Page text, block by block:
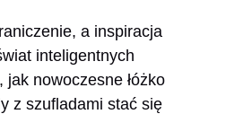
a inspiracja
inteligentnych
nowoczesne łóżko
z szufladami stać się